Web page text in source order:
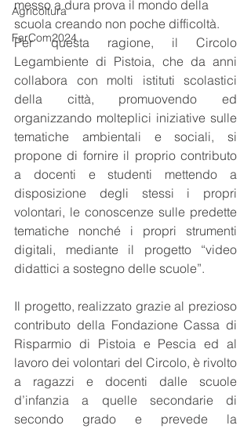
Agricoltura
FarCom2024
messo a dura prova il mondo della
scuola creando non poche difficoltà.
Per questa ragione, il Circolo
Legambiente di Pistoia, che da anni
collabora con molti istituti scolastici
della città, promuovendo ed
organizzando molteplici iniziative sulle
tematiche ambientali e sociali, si
propone di fornire il proprio contributo
a docenti e studenti mettendo a
disposizione degli stessi i propri
volontari, le conoscenze sulle predette
tematiche nonché i propri strumenti
digitali, mediante il progetto “video
didattici a sostegno delle scuole”.
Il progetto, realizzato grazie al prezioso
contributo della Fondazione Cassa di
Risparmio di Pistoia e Pescia ed al
lavoro dei volontari del Circolo, è rivolto
a ragazzi e docenti dalle scuole
d’infanzia a quelle secondarie di
secondo grado e prevede la